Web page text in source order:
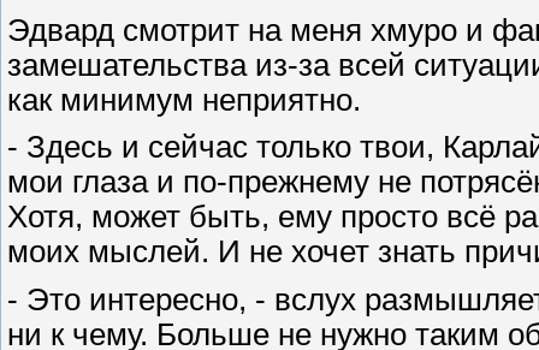
Эдвард смотрит на меня хмуро и
замешательства из-за всей
как минимум неприятно.
- Здесь и сейчас только твои,
мои глаза и по-прежнему не
Хотя, может быть, ему просто всё
моих мыслей. И не хочет знать
- Это интересно, - вслух
ни к чему. Больше не нужно таким